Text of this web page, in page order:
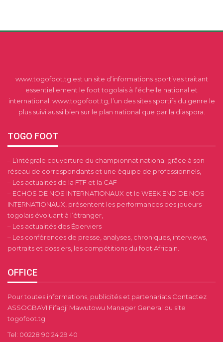
www.togofoot.tg est un site d’informations sportives traitant
essentiellement le foot togolais à l’échelle national et
international. www.togofoot.tg, l’un des sites sportifs du genre le
plus suivi aussi bien sur le plan national que par la diaspora.
TOGO FOOT
– L’intégrale couverture du championnat national grâce à son
réseau de correspondants et une équipe de professionnels,
– Les actualités de la FTF et la CAF
– ECHOS DE NOS INTERNATIONAUX et le WEEK END DE NOS
INTERNATIONAUX, présentent les performances des joueurs
togolais évoluant à l’étranger,
– Les actualités des Éperviers
– Les conférences de presse, analyses, chroniques, interviews,
portraits et dossiers, les compétitions du foot Africain.
OFFICE
Pour toutes informations, publicités et partenariats Contactez
ASSOGBAVI Fifadji Mawutowu Manager General du site
togofoot.tg
Tel: 00228 90 24 29 40